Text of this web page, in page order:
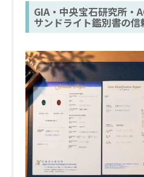
GIA・中央宝石研究所・
サンドライト鑑別書の信